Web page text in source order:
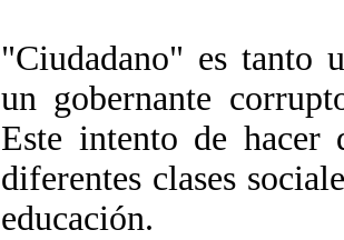
"Ciudadano" es tanto
un gobernante
Este intento de hacer
diferentes clases
educación.